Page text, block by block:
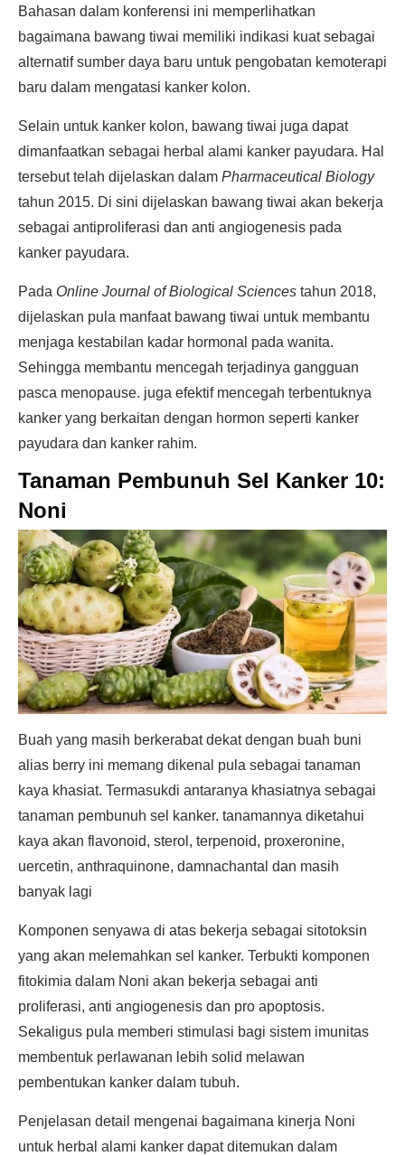
Bahasan dalam konferensi ini memperlihatkan
bagaimana bawang tiwai memiliki indikasi kuat sebagai
alternatif sumber daya baru untuk pengobatan kemoterapi
baru dalam mengatasi kanker kolon.
Selain untuk kanker kolon, bawang tiwai juga dapat
dimanfaatkan sebagai herbal alami kanker payudara. Hal
tersebut telah dijelaskan dalam Pharmaceutical Biology
tahun 2015. Di sini dijelaskan bawang tiwai akan bekerja
sebagai antiproliferasi dan anti angiogenesis pada
kanker payudara.
Pada Online Journal of Biological Sciences tahun 2018,
dijelaskan pula manfaat bawang tiwai untuk membantu
menjaga kestabilan kadar hormonal pada wanita.
Sehingga membantu mencegah terjadinya gangguan
pasca menopause. juga efektif mencegah terbentuknya
kanker yang berkaitan dengan hormon seperti kanker
payudara dan kanker rahim.
Tanaman Pembunuh Sel Kanker 10:
Noni
Buah yang masih berkerabat dekat dengan buah buni
alias berry ini memang dikenal pula sebagai tanaman
kaya khasiat. Termasukdi antaranya khasiatnya sebagai
tanaman pembunuh sel kanker. tanamannya diketahui
kaya akan flavonoid, sterol, terpenoid, proxeronine,
uercetin, anthraquinone, damnachantal dan masih
banyak lagi
Komponen senyawa di atas bekerja sebagai sitotoksin
yang akan melemahkan sel kanker. Terbukti komponen
fitokimia dalam Noni akan bekerja sebagai anti
proliferasi, anti angiogenesis dan pro apoptosis.
Sekaligus pula memberi stimulasi bagi sistem imunitas
membentuk perlawanan lebih solid melawan
pembentukan kanker dalam tubuh.
Penjelasan detail mengenai bagaimana kinerja Noni
untuk herbal alami kanker dapat ditemukan dalam